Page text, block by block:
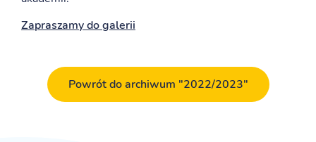
Zapraszamy do galerii
Powrót do archiwum "2022/2023"